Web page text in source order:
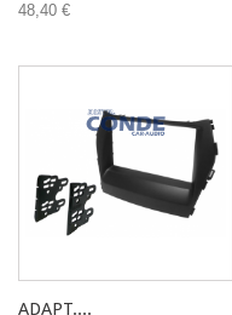
48,40 €
ADAPT....